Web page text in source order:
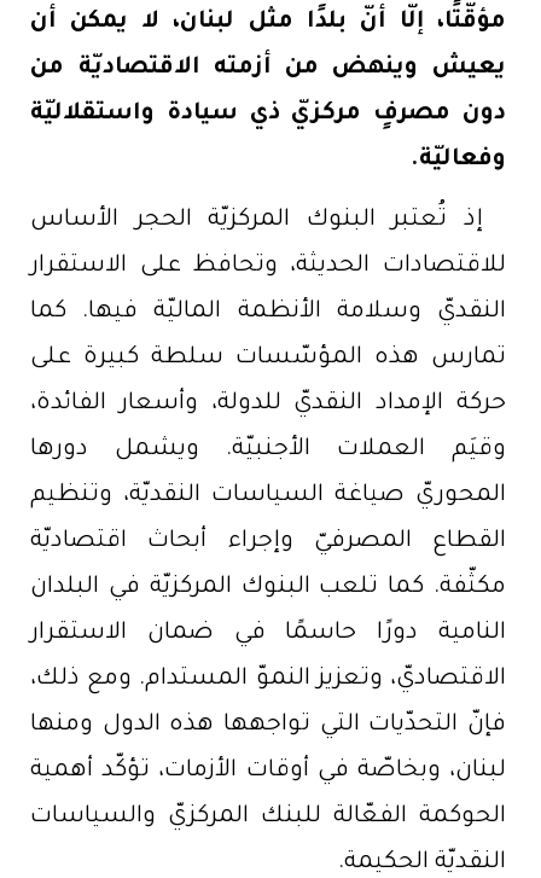
مؤقّتًا، إلّا أنّ بلدًا مثل لبنان، لا يمكن أن
يعيش وينهض من أزمته الاقتصاديّة من
دون مصرفٍ مركزيّ ذي سيادة واستقلاليّة
وفعاليّة.
إذ تُعتبر البنوك المركزيّة الحجر الأساس
للاقتصادات الحديثة، وتحافظ على الاستقرار
النقديّ وسلامة الأنظمة الماليّة فيها. كما
تمارس هذه المؤسّسات سلطة كبيرة على
حركة الإمداد النقديّ للدولة، وأسعار الفائدة،
وقيَم العملات الأجنبيّة. ويشمل دورها
المحوريّ صياغة السياسات النقديّة، وتنظيم
القطاع المصرفيّ وإجراء أبحاث اقتصاديّة
مكثّفة. كما تلعب البنوك المركزيّة في البلدان
النامية دورًا حاسمًا في ضمان الاستقرار
الاقتصاديّ، وتعزيز النموّ المستدام. ومع ذلك،
فإنّ التحدّيات التي تواجهها هذه الدول ومنها
لبنان، وبخاصّة في أوقات الأزمات، تؤكّد أهمية
الحوكمة الفعّالة للبنك المركزيّ والسياسات
النقديّة الحكيمة.